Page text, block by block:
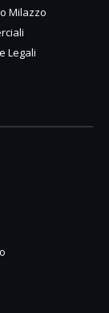
Milazzo
Legali